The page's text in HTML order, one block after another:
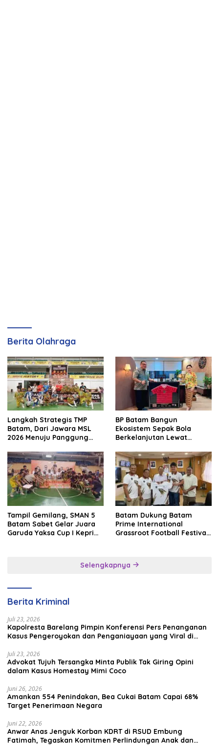
Berita Olahraga
Langkah Strategis TMP
Batam, Dari Jawara MSL
2026 Menuju Panggung
BP Batam Bangun
Ekosistem Sepak Bola
Berkelanjutan Lewat
Tampil Gemilang, SMAN 5
Batam Sabet Gelar Juara
Garuda Yaksa Cup I Kepri
Batam Dukung Batam
Prime International
Grassroot Football Festival
Brunei–Malaysia
Selengkapnya
Berita Kriminal
Juli 23, 2026
Kapolresta Barelang Pimpin Konferensi Pers Penanganan
Kasus Pengeroyokan dan Penganiayaan yang Viral di
Juli 23, 2026
Advokat Tujuh Tersangka Minta Publik Tak Giring Opini
dalam Kasus Homestay Mimi Coco
Juni 26, 2026
Amankan 554 Penindakan, Bea Cukai Batam Capai 68%
Target Penerimaan Negara
Juni 22, 2026
Anwar Anas Jenguk Korban KDRT di RSUD Embung
Fatimah, Tegaskan Komitmen Perlindungan Anak dan